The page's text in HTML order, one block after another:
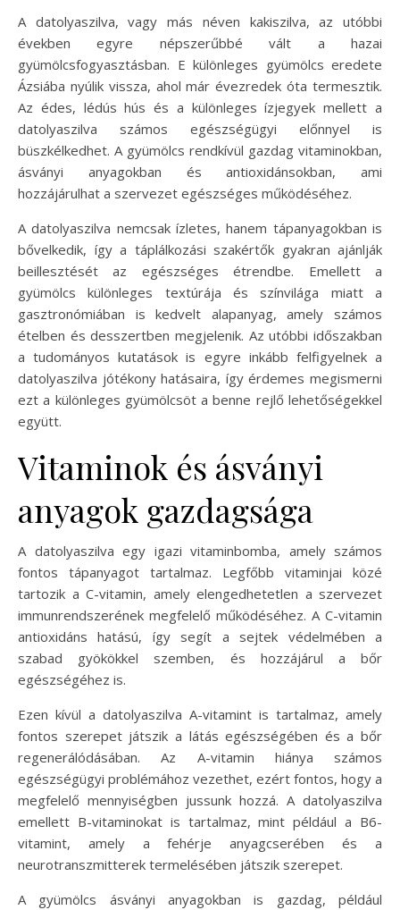
A datolyaszilva, vagy más néven kakiszilva, az utóbbi
években egyre népszerűbbé vált a hazai
gyümölcsfogyasztásban. E különleges gyümölcs eredete
Ázsiába nyúlik vissza, ahol már évezredek óta termesztik.
Az édes, lédús hús és a különleges ízjegyek mellett a
datolyaszilva számos egészségügyi előnnyel is
büszkélkedhet. A gyümölcs rendkívül gazdag vitaminokban,
ásványi anyagokban és antioxidánsokban, ami
hozzájárulhat a szervezet egészséges működéséhez.
A datolyaszilva nemcsak ízletes, hanem tápanyagokban is
bővelkedik, így a táplálkozási szakértők gyakran ajánlják
beillesztését az egészséges étrendbe. Emellett a
gyümölcs különleges textúrája és színvilága miatt a
gasztronómiában is kedvelt alapanyag, amely számos
ételben és desszertben megjelenik. Az utóbbi időszakban
a tudományos kutatások is egyre inkább felfigyelnek a
datolyaszilva jótékony hatásaira, így érdemes megismerni
ezt a különleges gyümölcsöt a benne rejlő lehetőségekkel
együtt.
Vitaminok és ásványi
anyagok gazdagsága
A datolyaszilva egy igazi vitaminbomba, amely számos
fontos tápanyagot tartalmaz. Legfőbb vitaminjai közé
tartozik a C-vitamin, amely elengedhetetlen a szervezet
immunrendszerének megfelelő működéséhez. A C-vitamin
antioxidáns hatású, így segít a sejtek védelmében a
szabad gyökökkel szemben, és hozzájárul a bőr
egészségéhez is.
Ezen kívül a datolyaszilva A-vitamint is tartalmaz, amely
fontos szerepet játszik a látás egészségében és a bőr
regenerálódásában. Az A-vitamin hiánya számos
egészségügyi problémához vezethet, ezért fontos, hogy a
megfelelő mennyiségben jussunk hozzá. A datolyaszilva
emellett B-vitaminokat is tartalmaz, mint például a B6-
vitamint, amely a fehérje anyagcserében és a
neurotranszmitterek termelésében játszik szerepet.
A gyümölcs ásványi anyagokban is gazdag, például